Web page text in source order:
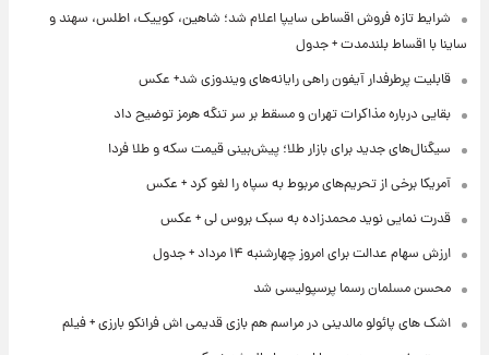
شرایط تازه فروش اقساطی سایپا اعلام شد؛ شاهین، کوییک، اطلس، سهند و
ساینا با اقساط بلندمدت + جدول
قابلیت پرطرفدار آیفون راهی رایانه‌های ویندوزی شد+ عکس
بقایی درباره مذاکرات تهران و مسقط بر سر تنگه هرمز توضیح داد
سیگنال‌های جدید برای بازار طلا؛ پیش‌بینی قیمت سکه و طلا فردا
آمریکا برخی از تحریم‌های مربوط به سپاه را لغو کرد + عکس
قدرت نمایی نوید محمدزاده به سبک بروس لی + عکس
ارزش سهام عدالت برای امروز چهارشنبه ۱۴ مرداد + جدول
محسن مسلمان رسما پرسپولیسی شد
اشک های پائولو مالدینی در مراسم هم بازی قدیمی اش فرانکو بارزی + فیلم